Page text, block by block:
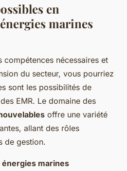
en
marines
compétences nécessaires et
du secteur, vous pourriez
sont les possibilités de
EMR. Le domaine des
offre une variété
allant des rôles
de gestion.
marines